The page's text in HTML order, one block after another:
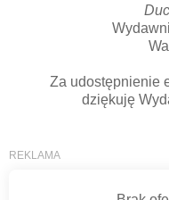
Za udostępnienie
dziękuję